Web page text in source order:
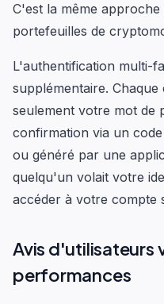
C'est la même
portefeuilles de
L'authentification multi-
supplémentaire.
seulement votre mot de
confirmation via un
ou généré par une
quelqu'un volait votre
accéder à votre compte
Avis d'utilisateurs
performances